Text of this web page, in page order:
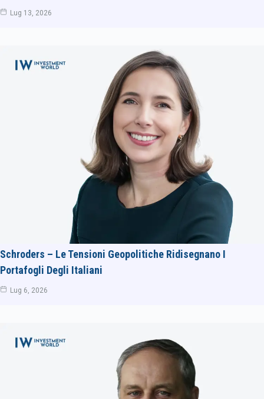
Lug 13, 2026
Schroders – Le Tensioni Geopolitiche Ridisegnano I
Portafogli Degli Italiani
Lug 6, 2026